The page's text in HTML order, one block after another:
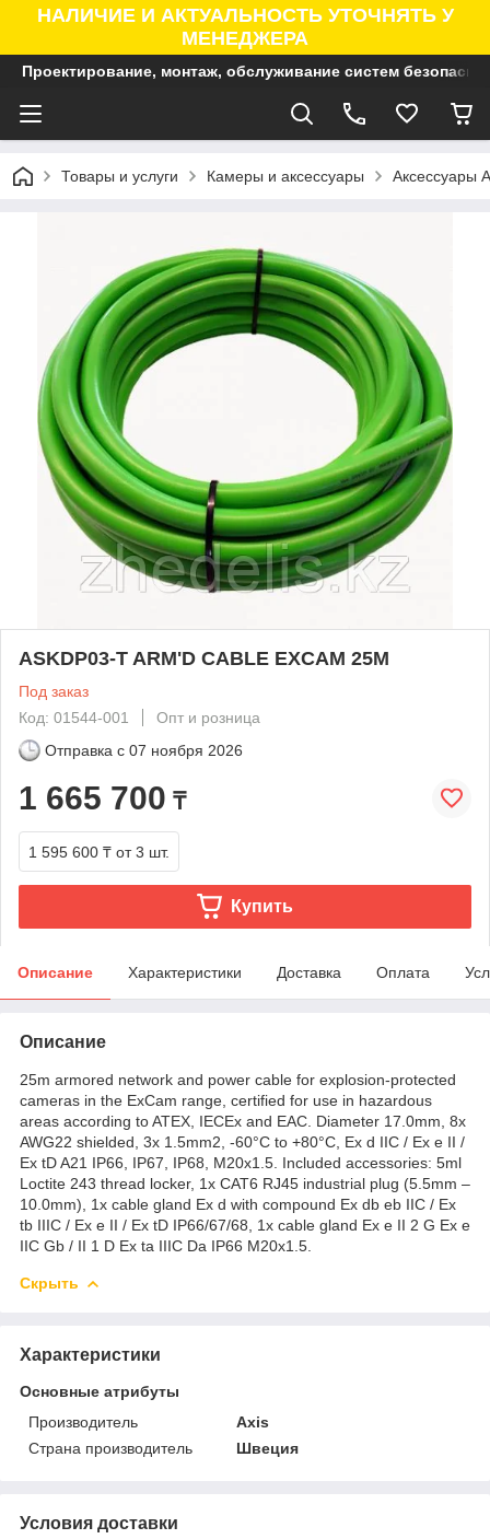
НАЛИЧИЕ И АКТУАЛЬНОСТЬ УТОЧНЯТЬ У
МЕНЕДЖЕРА
Проектирование, монтаж, обслуживание систем
Товары и услуги Камеры и аксессуары Аксессуары
ASKDP03-T ARM'D CABLE EXCAM 25M
Под заказ
Код: 01544-001
Опт и розница
Отправка с 07 ноября 2026
1 665 700 ₸
1 595 600 ₸ от 3 шт.
Купить
Описание Характеристики Доставка Оплата
Описание
25m armored network and power cable for explosion-protected
cameras in the ExCam range, certified for use in hazardous
areas according to ATEX, IECEx and EAC. Diameter 17.0mm, 8x
AWG22 shielded, 3x 1.5mm2, -60°C to +80°C, Ex d IIC / Ex e II /
Ex tD A21 IP66, IP67, IP68, M20x1.5. Included accessories: 5ml
Loctite 243 thread locker, 1x CAT6 RJ45 industrial plug (5.5mm –
10.0mm), 1x cable gland Ex d with compound Ex db eb IIC / Ex
tb IIIC / Ex e II / Ex tD IP66/67/68, 1x cable gland Ex e II 2 G Ex e
IIC Gb / II 1 D Ex ta IIIC Da IP66 M20x1.5.
Скрыть
Характеристики
Основные атрибуты
Производитель
Axis
Страна производитель
Швеция
Условия доставки